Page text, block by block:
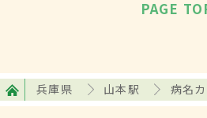
PAGE
兵庫県 山本駅 病名